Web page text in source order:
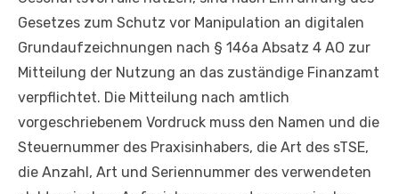
Gesetzes zum Schutz vor Manipulation an digitalen
Grundaufzeichnungen nach § 146a Absatz 4 AO zur
Mitteilung der Nutzung an das zuständige Finanzamt
verpflichtet. Die Mitteilung nach amtlich
vorgeschriebenem Vordruck muss den Namen und die
Steuernummer des Praxisinhabers, die Art des sTSE,
die Anzahl, Art und Seriennummer des verwendeten